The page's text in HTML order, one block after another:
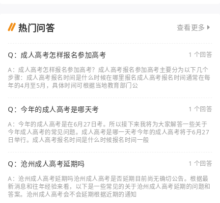
热门问答 查看更多
Q：成人高考怎样报名参加高考
1 个回答
A：成人高考怎样报名参加高考？成人高考报名参加高考主要分为以下几个
步骤：成人高考报名时间是什么时候在哪里报名成人高考报名时间通常在每
年的4月至5月，具体时间可根据当地教育部门公
Q：今年的成人高考是哪天考
1 个回答
A：今年的成人高考是在6月27日考。所以接下来我将为大家解答一些关于
今年成人高考的常见问题。成人高考是哪一天考今年的成人高考将于6月27
日举行。成人高考报名时间是什么时候报名时间一般
Q：沧州成人高考延期吗
1 个回答
A：沧州成人高考延期吗沧州成人高考是否延期目前尚无确切公告。根据最
新消息和往年经验来看，以下是一些常见的关于沧州成人高考延期的问题和
答案。沧州成人高考会不会延期根据近期的通知